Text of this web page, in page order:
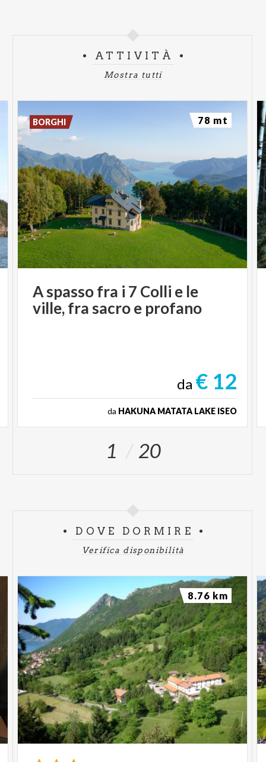
ATTIVITÀ
Mostra tutti
Aspassofra i 7 Colli e le
ville,fra sacroe profano
da € 12
da HAKUNA MATATA LAKE ISEO
BORGHI 78 mt
1 20
DOVE DORMIRE
Verifica disponibilità
8.76 km